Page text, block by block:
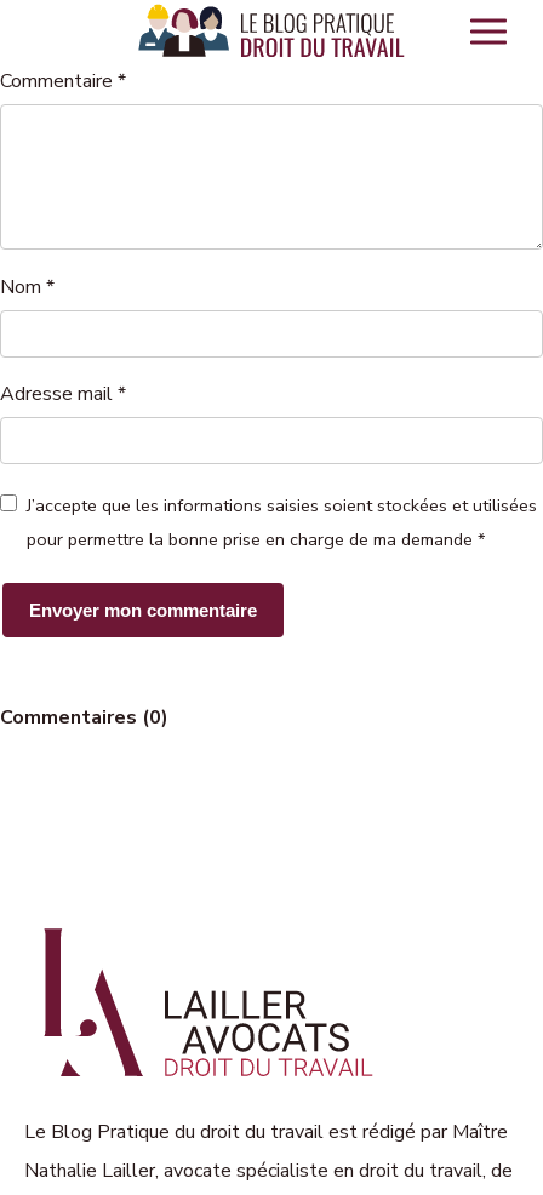
Panneau de gestion des cookies
Commentaire *
Nom *
Adresse mail*
J’accepte que les informations saisies soient stockées et utilisées
pour permettre la bonne prise en charge de ma demande *
Commentaires (0)
Le Blog Pratique du droit du travail est rédigé par Maître
Nathalie Lailler, avocate spécialiste en droit du travail, de